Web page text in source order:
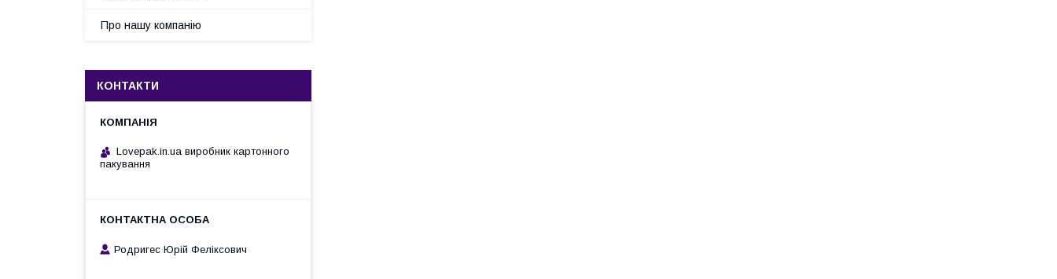
Про нашу компанію
КОНТАКТИ
Lovepak.in.ua виробник картонного
пакування
Родригес Юрій Феліксович